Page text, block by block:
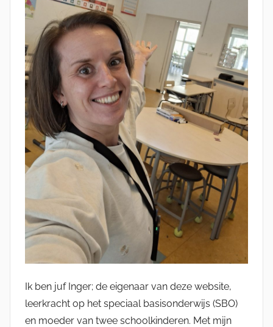
Ik ben juf Inger; de eigenaar van deze website,
leerkracht op het speciaal basisonderwijs (SBO)
en moeder van twee schoolkinderen. Met mijn